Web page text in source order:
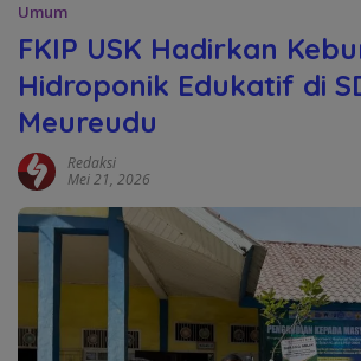
Umum
FKIP USK Hadirkan
Hidroponik Edukatif di
Meureudu
Redaksi
Mei 21, 2026